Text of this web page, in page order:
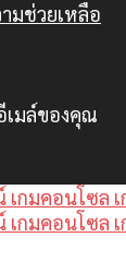
มช่วยเหลือ
เมล์ของคุณ